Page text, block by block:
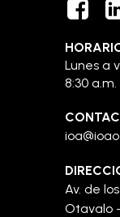
Lunes a
8:30
Av. de
Otavalo